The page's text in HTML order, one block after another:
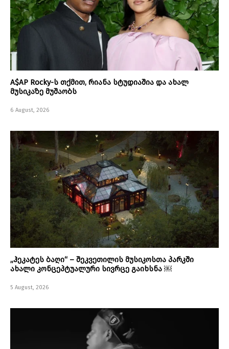
A$AP Rocky-ს თქმით, რიანა სტუდიაშია და ახალ
მუსიკაზე მუშაობს
6 August, 2026
„ჰეკატეს ბაღი“ – შეკვეთილის მუსიკოსთა პარკში
ახალი კონცეპტუალური სივრცე გაიხსნა ￼
5 August, 2026